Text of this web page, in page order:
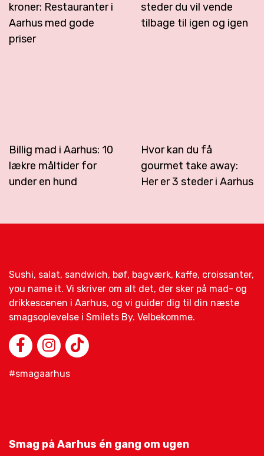
kroner: Restauranter i
Aarhus med gode
priser
steder du vil vende
tilbage til igen og igen
Billig mad i Aarhus: 10
lækre måltider for
under en hund
Hvor kan du få
gourmet take away:
Her er 3 steder i Aarhus
Sushi, salat, sandwich, bøf, bagværk, kaffe, croissanter,
you name it. Vi skriver om alt det, der sker på mad- og
drikkescenen i Aarhus, og vi guider dig til din næste
smagsoplevelse i Smilets By. Velbekomme.
#smagaarhus
Smag på Aarhus én gang om ugen